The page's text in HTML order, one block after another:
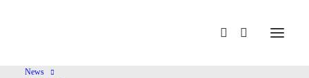
News